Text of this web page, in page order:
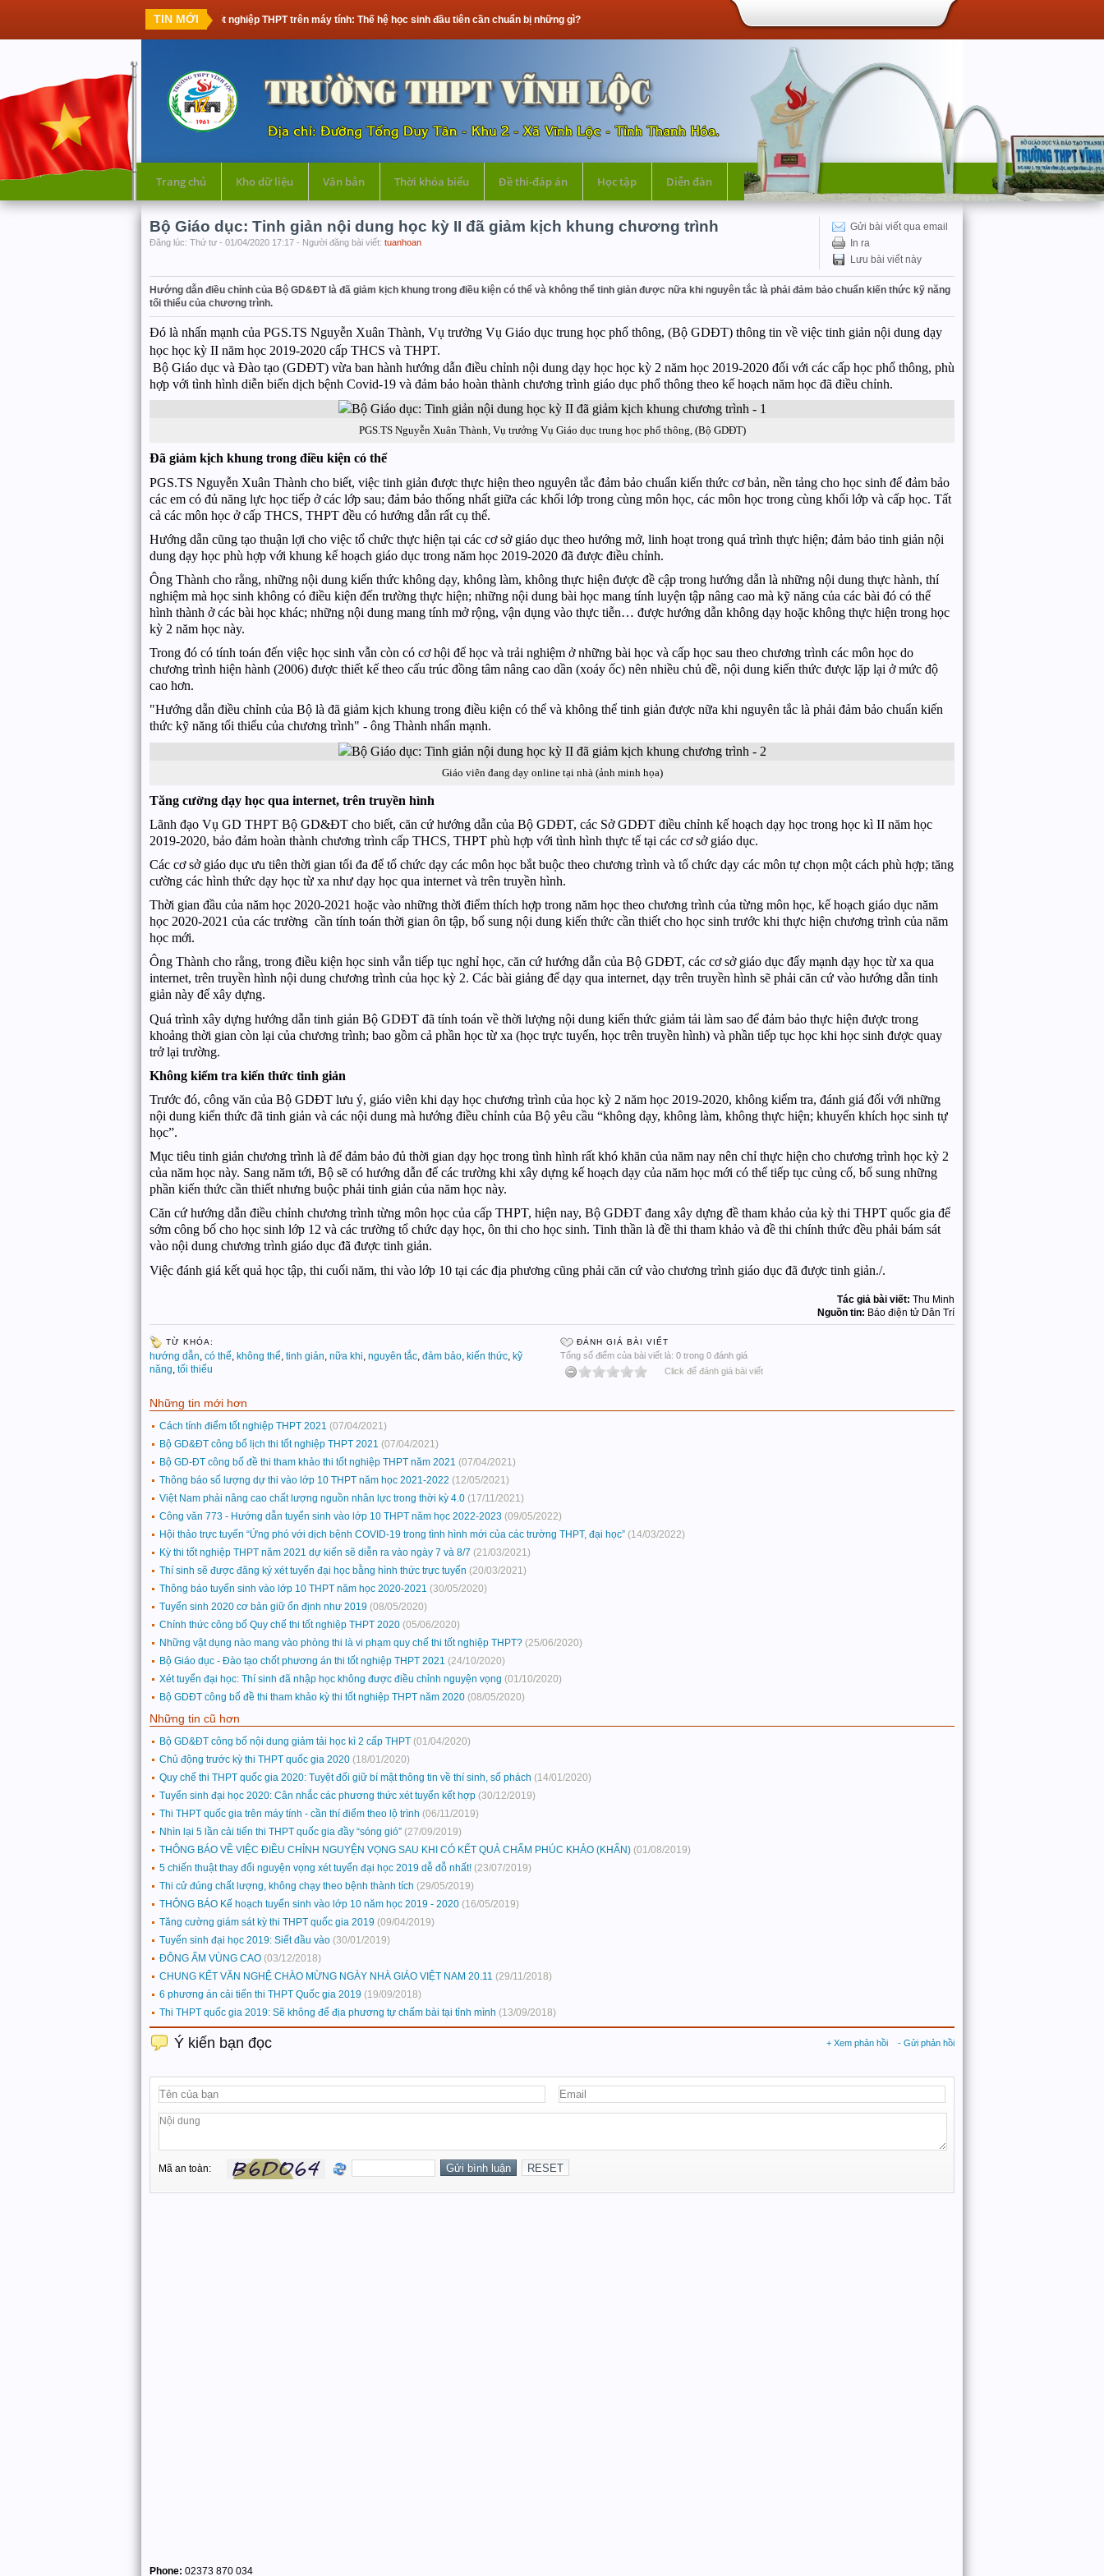
TIN MỚI
Thi tốt nghiệp THPT trên máy tính: Thế hệ học sinh đầu tiên cần chuẩn bị những gì?
Trang chủ Kho dữ liệu Văn bản Thời khóa biểu Đề thi-đáp án Học tập Diễn đàn
Gửi bài viết qua email
In ra
Lưu bài viết này
Bộ Giáo dục: Tinh giản nội dung học kỳ II đã giảm kịch khung chương trình
Đăng lúc: Thứ tư - 01/04/2020 17:17 - Người đăng bài viết: tuanhoan
Hướng dẫn điều chỉnh của Bộ GD&ĐT là đã giảm kịch khung trong điều kiện có thể và không thể tinh giản được nữa khi nguyên tắc là phải đảm bảo chuẩn kiến thức kỹ năng
tối thiểu của chương trình.
Đó là nhấn mạnh của PGS.TS Nguyễn Xuân Thành, Vụ trưởng Vụ Giáo dục trung học phổ thông, (Bộ GDĐT) thông tin về việc tinh giản nội dung dạy
học học kỳ II năm học 2019-2020 cấp THCS và THPT.
Bộ Giáo dục và Đào tạo (GDĐT) vừa ban hành hướng dẫn điều chỉnh nội dung dạy học học kỳ 2 năm học 2019-2020 đối với các cấp học phổ thông, phù
hợp với tình hình diễn biến dịch bệnh Covid-19 và đảm bảo hoàn thành chương trình giáo dục phổ thông theo kế hoạch năm học đã điều chỉnh.
PGS.TS Nguyễn Xuân Thành, Vụ trưởng Vụ Giáo dục trung học phổ thông, (Bộ GDĐT)
Đã giảm kịch khung trong điều kiện có thể
PGS.TS Nguyễn Xuân Thành cho biết, việc tinh giản được thực hiện theo nguyên tắc đảm bảo chuẩn kiến thức cơ bản, nền tảng cho học sinh để đảm bảo
các em có đủ năng lực học tiếp ở các lớp sau; đảm bảo thống nhất giữa các khối lớp trong cùng môn học, các môn học trong cùng khối lớp và cấp học. Tất
cả các môn học ở cấp THCS, THPT đều có hướng dẫn rất cụ thể.
Hướng dẫn cũng tạo thuận lợi cho việc tổ chức thực hiện tại các cơ sở giáo dục theo hướng mở, linh hoạt trong quá trình thực hiện; đảm bảo tinh giản nội
dung dạy học phù hợp với khung kế hoạch giáo dục trong năm học 2019-2020 đã được điều chỉnh.
Ông Thành cho rằng, những nội dung kiến thức không dạy, không làm, không thực hiện được đề cập trong hướng dẫn là những nội dung thực hành, thí
nghiệm mà học sinh không có điều kiện đến trường thực hiện; những nội dung bài học mang tính luyện tập nâng cao mà kỹ năng của các bài đó có thể
hình thành ở các bài học khác; những nội dung mang tính mở rộng, vận dụng vào thực tiễn… được hướng dẫn không dạy hoặc không thực hiện trong học
kỳ 2 năm học này.
Trong đó có tính toán đến việc học sinh vẫn còn có cơ hội để học và trải nghiệm ở những bài học và cấp học sau theo chương trình các môn học do
chương trình hiện hành (2006) được thiết kế theo cấu trúc đồng tâm nâng cao dần (xoáy ốc) nên nhiều chủ đề, nội dung kiến thức được lặp lại ở mức độ
cao hơn.
"Hướng dẫn điều chỉnh của Bộ là đã giảm kịch khung trong điều kiện có thể và không thể tinh giản được nữa khi nguyên tắc là phải đảm bảo chuẩn kiến
thức kỹ năng tối thiểu của chương trình" - ông Thành nhấn mạnh.
Giáo viên đang dạy online tại nhà (ảnh minh họa)
Tăng cường dạy học qua internet, trên truyền hình
Lãnh đạo Vụ GD THPT Bộ GD&ĐT cho biết, căn cứ hướng dẫn của Bộ GDĐT, các Sở GDĐT điều chỉnh kế hoạch dạy học trong học kì II năm học
2019-2020, bảo đảm hoàn thành chương trình cấp THCS, THPT phù hợp với tình hình thực tế tại các cơ sở giáo dục.
Các cơ sở giáo dục ưu tiên thời gian tối đa để tổ chức dạy các môn học bắt buộc theo chương trình và tổ chức dạy các môn tự chọn một cách phù hợp; tăng
cường các hình thức dạy học từ xa như dạy học qua internet và trên truyền hình.
Thời gian đầu của năm học 2020-2021 hoặc vào những thời điểm thích hợp trong năm học theo chương trình của từng môn học, kế hoạch giáo dục năm
học 2020-2021 của các trường cần tính toán thời gian ôn tập, bổ sung nội dung kiến thức cần thiết cho học sinh trước khi thực hiện chương trình của năm
học mới.
Ông Thành cho rằng, trong điều kiện học sinh vẫn tiếp tục nghỉ học, căn cứ hướng dẫn của Bộ GDĐT, các cơ sở giáo dục đẩy mạnh dạy học từ xa qua
internet, trên truyền hình nội dung chương trình của học kỳ 2. Các bài giảng để dạy qua internet, dạy trên truyền hình sẽ phải căn cứ vào hướng dẫn tinh
giản này để xây dựng.
Quá trình xây dựng hướng dẫn tinh giản Bộ GDĐT đã tính toán về thời lượng nội dung kiến thức giảm tải làm sao để đảm bảo thực hiện được trong
khoảng thời gian còn lại của chương trình; bao gồm cả phần học từ xa (học trực tuyến, học trên truyền hình) và phần tiếp tục học khi học sinh được quay
trở lại trường.
Không kiểm tra kiến thức tinh giản
Trước đó, công văn của Bộ GDĐT lưu ý, giáo viên khi dạy học chương trình của học kỳ 2 năm học 2019-2020, không kiểm tra, đánh giá đối với những
nội dung kiến thức đã tinh giản và các nội dung mà hướng điều chỉnh của Bộ yêu cầu “không dạy, không làm, không thực hiện; khuyến khích học sinh tự
học”.
Mục tiêu tinh giản chương trình là để đảm bảo đủ thời gian dạy học trong tình hình rất khó khăn của năm nay nên chỉ thực hiện cho chương trình học kỳ 2
của năm học này. Sang năm tới, Bộ sẽ có hướng dẫn để các trường khi xây dựng kế hoạch dạy của năm học mới có thể tiếp tục củng cố, bổ sung những
phần kiến thức cần thiết nhưng buộc phải tinh giản của năm học này.
Căn cứ hướng dẫn điều chỉnh chương trình từng môn học của cấp THPT, hiện nay, Bộ GDĐT đang xây dựng đề tham khảo của kỳ thi THPT quốc gia để
sớm công bố cho học sinh lớp 12 và các trường tổ chức dạy học, ôn thi cho học sinh. Tinh thần là đề thi tham khảo và đề thi chính thức đều phải bám sát
vào nội dung chương trình giáo dục đã được tinh giản.
Việc đánh giá kết quả học tập, thi cuối năm, thi vào lớp 10 tại các địa phương cũng phải căn cứ vào chương trình giáo dục đã được tinh giản./.
Tác giả bài viết: Thu Minh
Nguồn tin: Báo điện tử Dân Trí
TỪ KHÓA:
hướng dẫn có thể không thể tinh giản nữa khi nguyên tắc đảm bảo kiến thức kỹ
năng tối thiểu
ĐÁNH GIÁ BÀI VIẾT
Tổng số điểm của bài viết là: 0 trong 0 đánh giá
Click để đánh giá bài viết
Những tin mới hơn
Cách tính điểm tốt nghiệp THPT 2021 (07/04/2021)
Bộ GD&ĐT công bố lịch thi tốt nghiệp THPT 2021 (07/04/2021)
Bộ GD-ĐT công bố đề thi tham khảo thi tốt nghiệp THPT năm 2021 (07/04/2021)
Thông báo số lượng dự thi vào lớp 10 THPT năm học 2021-2022 (12/05/2021)
Việt Nam phải nâng cao chất lượng nguồn nhân lực trong thời kỳ 4.0 (17/11/2021)
Công văn 773 - Hướng dẫn tuyển sinh vào lớp 10 THPT năm học 2022-2023 (09/05/2022)
Hội thảo trực tuyến “Ứng phó với dịch bệnh COVID-19 trong tình hình mới của các trường THPT, đại học” (14/03/2022)
Kỳ thi tốt nghiệp THPT năm 2021 dự kiến sẽ diễn ra vào ngày 7 và 8/7 (21/03/2021)
Thí sinh sẽ được đăng ký xét tuyển đại học bằng hình thức trực tuyến (20/03/2021)
Thông báo tuyển sinh vào lớp 10 THPT năm học 2020-2021 (30/05/2020)
Tuyển sinh 2020 cơ bản giữ ổn định như 2019 (08/05/2020)
Chính thức công bố Quy chế thi tốt nghiệp THPT 2020 (05/06/2020)
Những vật dụng nào mang vào phòng thi là vi phạm quy chế thi tốt nghiệp THPT? (25/06/2020)
Bộ Giáo dục - Đào tạo chốt phương án thi tốt nghiệp THPT 2021 (24/10/2020)
Xét tuyển đại học: Thí sinh đã nhập học không được điều chỉnh nguyện vọng (01/10/2020)
Bộ GDĐT công bố đề thi tham khảo kỳ thi tốt nghiệp THPT năm 2020 (08/05/2020)
Những tin cũ hơn
Bộ GD&ĐT công bố nội dung giảm tải học kì 2 cấp THPT (01/04/2020)
Chủ động trước kỳ thi THPT quốc gia 2020 (18/01/2020)
Quy chế thi THPT quốc gia 2020: Tuyệt đối giữ bí mật thông tin về thí sinh, số phách (14/01/2020)
Tuyển sinh đại học 2020: Cân nhắc các phương thức xét tuyển kết hợp (30/12/2019)
Thi THPT quốc gia trên máy tính - cần thí điểm theo lộ trình (06/11/2019)
Nhìn lại 5 lần cải tiến thi THPT quốc gia đầy “sóng gió” (27/09/2019)
THÔNG BÁO VỀ VIỆC ĐIỀU CHỈNH NGUYỆN VỌNG SAU KHI CÓ KẾT QUẢ CHẤM PHÚC KHẢO (KHẨN) (01/08/2019)
5 chiến thuật thay đổi nguyện vọng xét tuyển đại học 2019 dễ đỗ nhất! (23/07/2019)
Thi cử đúng chất lượng, không chạy theo bệnh thành tích (29/05/2019)
THÔNG BÁO Kế hoạch tuyển sinh vào lớp 10 năm học 2019 - 2020 (16/05/2019)
Tăng cường giám sát kỳ thi THPT quốc gia 2019 (09/04/2019)
Tuyển sinh đại học 2019: Siết đầu vào (30/01/2019)
ĐÔNG ẤM VÙNG CAO (03/12/2018)
CHUNG KẾT VĂN NGHỆ CHÀO MỪNG NGÀY NHÀ GIÁO VIỆT NAM 20.11 (29/11/2018)
6 phương án cải tiến thi THPT Quốc gia 2019 (19/09/2018)
Thi THPT quốc gia 2019: Sẽ không để địa phương tự chấm bài tại tỉnh mình (13/09/2018)
+ Xem phản hồi - Gửi phản hồi
Ý kiến bạn đọc
Mã an toàn:
Phone: 02373 870 034